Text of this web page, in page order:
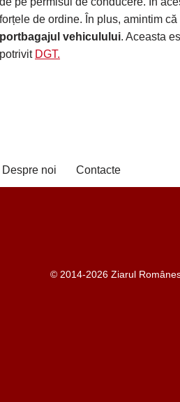
forțele de ordine. În plus, amintim
portbagajul vehiculului. Aceasta
potrivit DGT.
Despre noi Contacte
© 2014-2026 Ziarul